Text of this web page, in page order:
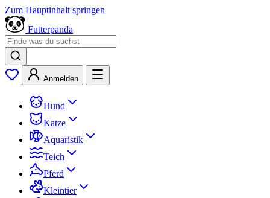
Zum Hauptinhalt springen
Futterpanda
Anmelden
Hund
Katze
Aquaristik
Teich
Pferd
Kleintier